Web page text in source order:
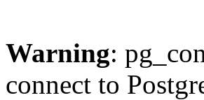
Warning:
connect to